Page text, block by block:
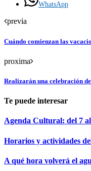
WhatsApp
previa
Cuándo comienzan las
proxima
Realizarán una celebración
Te puede interesar
Agenda Cultural: del 7 al
Horarios y actividades
A qué hora volverá el